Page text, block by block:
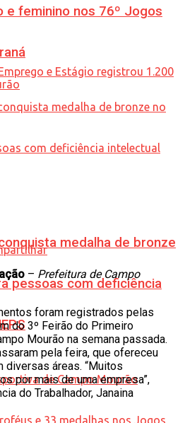
e feminino nos 76º Jogos
medalha de bronze
pessoas com deficiência
– Prefeitura de Campo
foram registrados pelas
do 3º Feirão do Primeiro
Mourão na semana passada.
pela feira, que ofereceu
diversas áreas. “Muitos
por mais de uma empresa”,
do Trabalhador, Janaina